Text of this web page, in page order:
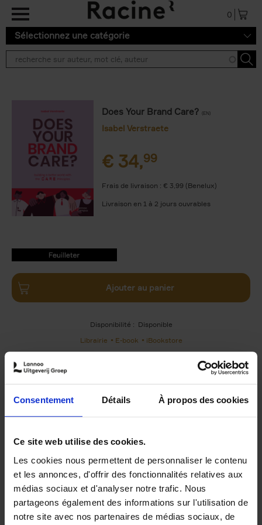
Consentement Détails À propos des cookies
Ce site web utilise des cookies.
Les cookies nous permettent de personnaliser le contenu
et les annonces, d'offrir des fonctionnalités relatives aux
médias sociaux et d'analyser notre trafic. Nous
partageons également des informations sur l'utilisation de
notre site avec nos partenaires de médias sociaux, de
Aller au contenu principal
0
Sélectionnez une catégorie
Does Your Brand Care? (EN)
Isabel Verstraete
€ 34,99
Frais de livraison : € 3,99 (Benelux)
Livraison en 1 à 2 jours ouvrables
9789401475037.PDF
9789401475037.PDF
Ajouter au panier
Disponibilité : Disponible
Librairie
E-book iBookstore
Product details